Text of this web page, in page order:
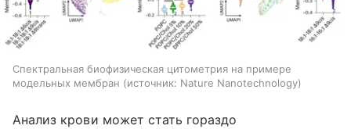
Спектральная биофизическая цитометрия на примере
модельных мембран
источник: Nature Nanotechnology
Анализ крови может стать гораздо